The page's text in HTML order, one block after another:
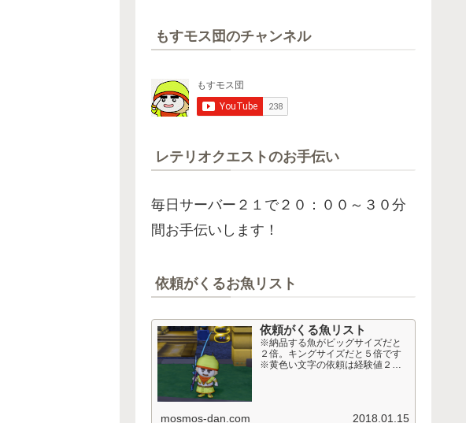
もすモス団のチャンネル
レテリオクエストのお手伝い
毎日サーバー２１で２０：００～３０分
間お手伝いします！
依頼がくるお魚リスト
依頼がくる魚リスト
※納品する魚がビッグサイズだと
２倍。キングサイズだと５倍です
※黄色い文字の依頼は経験値２
mosmos-dan.com 2018.01.15